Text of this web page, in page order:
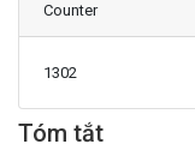
Counter
1302
Main
Tóm tắt